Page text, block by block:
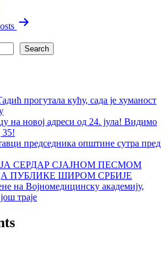
Search
прогутала кућу, сада је хуманост
на новој адреси од 24. јула! Видимо
35!
председника општине сутра пред
СЕРДАР СЈАЈНОМ ПЕСМОМ
ПУБЛИКЕ ШИРОМ СРБИЈЕ
на Војномедицинску академију,
траје